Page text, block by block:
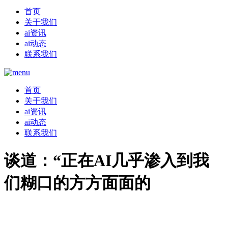
首页
关于我们
ai资讯
ai动态
联系我们
首页
关于我们
ai资讯
ai动态
联系我们
谈道：“正在AI几乎渗入到我
们糊口的方方面面的